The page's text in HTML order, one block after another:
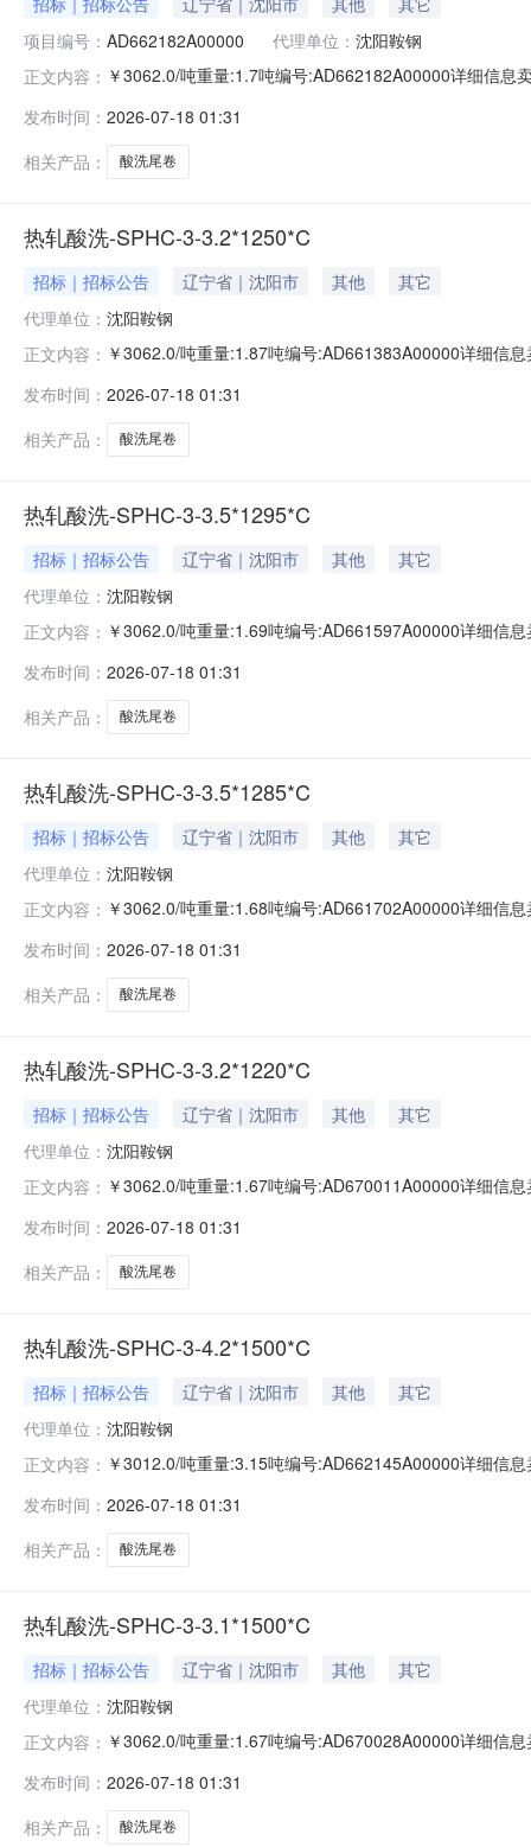
项目编号： AD662182A00000 代理单位： 沈阳鞍钢
正文内容： ￥3062.0/吨重量:1.7吨编号:AD662182A00000详细信息
求产线名称:冷轧1#线锌层重量代码描述:上表面锌层重量
发布时间： 2026-07-18 01:31
相关产品：
酸洗尾卷
热轧酸洗-SPHC-3-3.2*1250*C
招标｜招标公告 辽宁省｜沈阳市 其他
其它
代理单位： 沈阳鞍钢
正文内容： ￥3062.0/吨重量:1.87吨编号:AD661383A00000详细信
求产线名称:冷轧1#线锌层重量代码描述:上表面锌层重量
发布时间： 2026-07-18 01:31
相关产品：
酸洗尾卷
热轧酸洗-SPHC-3-3.5*1295*C
招标｜招标公告 辽宁省｜沈阳市 其他
其它
代理单位： 沈阳鞍钢
正文内容： ￥3062.0/吨重量:1.69吨编号:AD661597A00000详细信
求产线名称:冷轧1#线锌层重量代码描述:上表面锌层重量
发布时间： 2026-07-18 01:31
相关产品：
酸洗尾卷
热轧酸洗-SPHC-3-3.5*1285*C
招标｜招标公告 辽宁省｜沈阳市 其他
其它
代理单位： 沈阳鞍钢
正文内容： ￥3062.0/吨重量:1.68吨编号:AD661702A00000详细信
求产线名称:冷轧1#线锌层重量代码描述:上表面锌层重量
发布时间： 2026-07-18 01:31
相关产品：
酸洗尾卷
热轧酸洗-SPHC-3-3.2*1220*C
招标｜招标公告 辽宁省｜沈阳市 其他
其它
代理单位： 沈阳鞍钢
正文内容： ￥3062.0/吨重量:1.67吨编号:AD670011A00000详细信
求产线名称:冷轧1#线锌层重量代码描述:上表面锌层重量
发布时间： 2026-07-18 01:31
相关产品：
酸洗尾卷
热轧酸洗-SPHC-3-4.2*1500*C
招标｜招标公告 辽宁省｜沈阳市 其他
其它
代理单位： 沈阳鞍钢
正文内容： ￥3012.0/吨重量:3.15吨编号:AD662145A00000详细信
产线名称:冷轧1#线锌层重量代码描述:上表面锌层重量
发布时间： 2026-07-18 01:31
相关产品：
酸洗尾卷
热轧酸洗-SPHC-3-3.1*1500*C
招标｜招标公告 辽宁省｜沈阳市 其他
其它
代理单位： 沈阳鞍钢
正文内容： ￥3062.0/吨重量:1.67吨编号:AD670028A00000详细信
产线名称:冷轧1#线锌层重量代码描述:上表面锌层重量
发布时间： 2026-07-18 01:31
相关产品：
酸洗尾卷